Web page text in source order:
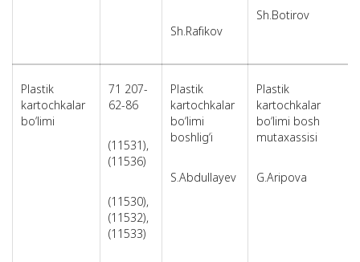
Sh.Rafikov
Sh.Botirov
Plastik
kartochkalar
bo‘limi
71 207-
62-86
(11531),
(11536)
(11530),
(11532),
(11533)
Plastik
kartochkalar
bo‘limi
boshlig‘i
S.Abdullayev
Plastik
kartochkalar
bo‘limi bosh
mutaxassisi
G.Aripova